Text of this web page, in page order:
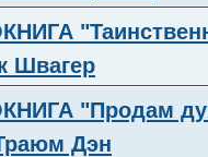
Швагер
"Продам
Дэн